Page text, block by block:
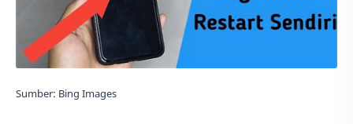
Sumber: Bing Images